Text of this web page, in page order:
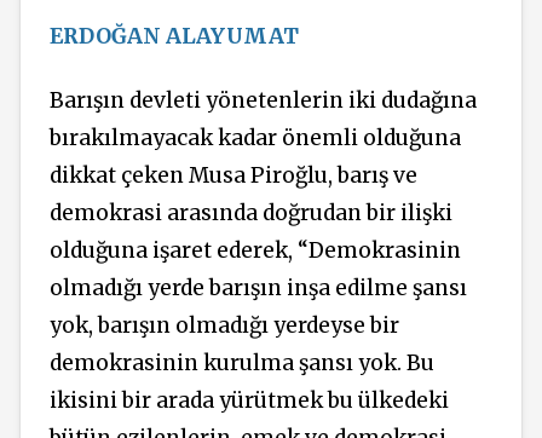
ERDOĞAN ALAYUMAT
Barışın devleti yönetenlerin iki dudağına
bırakılmayacak kadar önemli olduğuna
dikkat çeken Musa Piroğlu, barış ve
demokrasi arasında doğrudan bir ilişki
olduğuna işaret ederek, “Demokrasinin
olmadığı yerde barışın inşa edilme şansı
yok, barışın olmadığı yerdeyse bir
demokrasinin kurulma şansı yok. Bu
ikisini bir arada yürütmek bu ülkedeki